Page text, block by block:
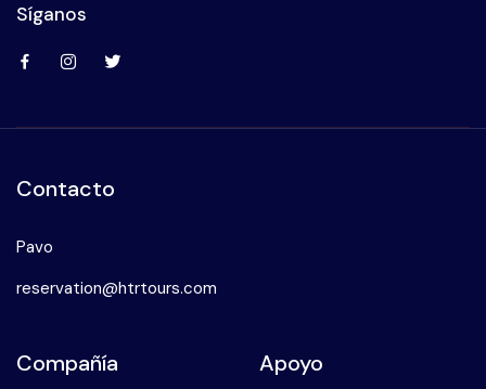
Síganos
Contacto
Pavo
reservation@htrtours.com
Compañía Apoyo